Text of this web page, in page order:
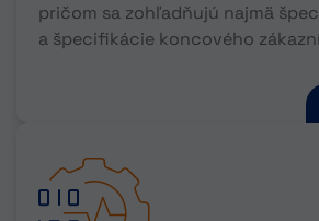
pričom sa zohľadňujú najmä
a špecifikácie koncového